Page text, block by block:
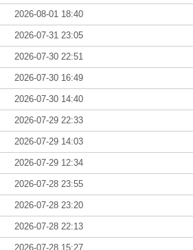
2026-08-01 18:40
2026-07-31 23:05
2026-07-30 22:51
2026-07-30 16:49
2026-07-30 14:40
2026-07-29 22:33
2026-07-29 14:03
2026-07-29 12:34
2026-07-28 23:55
2026-07-28 23:20
2026-07-28 22:13
2026-07-28 15:27